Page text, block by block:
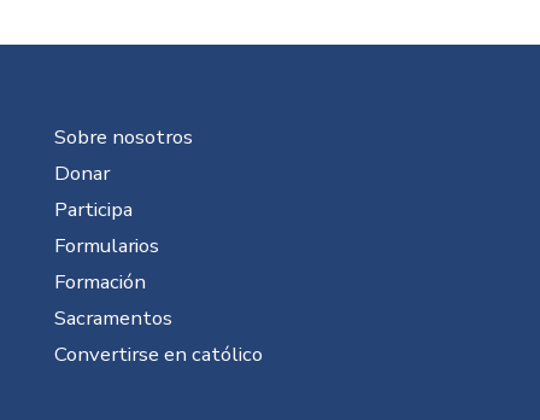
Sobre nosotros
Donar
Participa
Formularios
Formación
Sacramentos
Convertirse en católico